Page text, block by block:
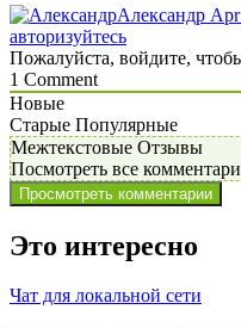
Александр
авторизуйтесь
Пожалуйста, войдите,
1 Comment
Новые
Старые Популярные
Межтекстовые Отзывы
Посмотреть все
Просмотреть комментарии
Это интересно
Чат для локальной сети